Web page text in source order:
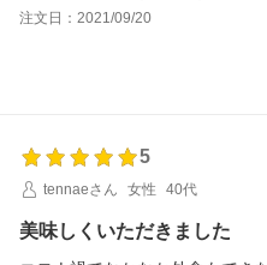
最初の一枚目は、霜降りのロー
口の中に入れた途端溶けていく感
注文日：2021/09/20
5
tennaeさん
女性 40代
美味しくいただきました